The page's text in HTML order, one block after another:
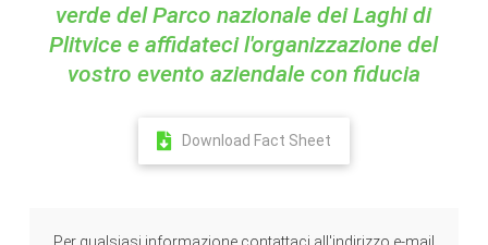
verde del Parco nazionale dei Laghi di
Plitvice e affidateci l'organizzazione del
vostro evento aziendale con fiducia
Download Fact Sheet
Per qualsiasi informazione contattaci all'indirizzo e-mail